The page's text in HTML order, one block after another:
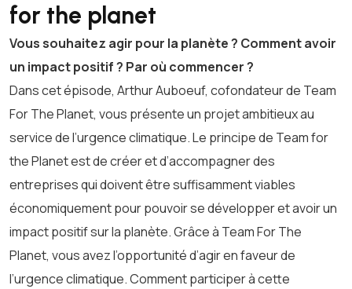
for the planet
Vous souhaitez agir pour la planète ? Comment avoir
un impact positif ? Par où commencer ?
Dans cet épisode, Arthur Auboeuf, cofondateur de Team
For The Planet, vous présente un projet ambitieux au
service de l’urgence climatique. Le principe de Team for
the Planet est de créer et d’accompagner des
entreprises qui doivent être suffisamment viables
économiquement pour pouvoir se développer et avoir un
impact positif sur la planète. Grâce à Team For The
Planet, vous avez l’opportunité d’agir en faveur de
l’urgence climatique. Comment participer à cette